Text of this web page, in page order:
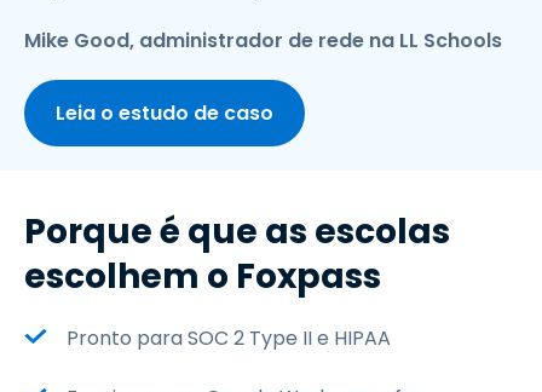
Mike Good, administrador de rede na LL Schools
Leia o estudo de caso
Porque é que as escolas
escolhem o Foxpass
Pronto para SOC 2 Type II e HIPAA